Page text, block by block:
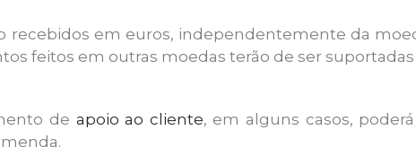
recebidos em euros, independentemente da
feitos em outras moedas terão de ser
de apoio ao cliente, em alguns casos,